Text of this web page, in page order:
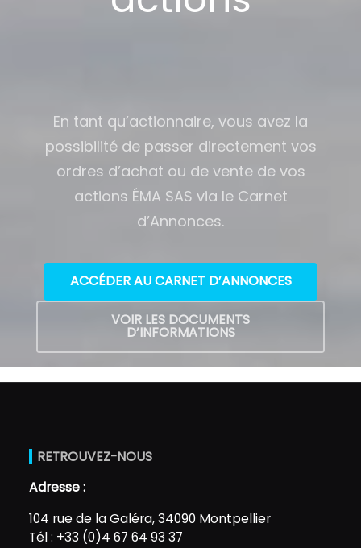
En tant qu’actionnaire, vous avez la
possibilité de passer directement vos
ordres d’achat ou de vente de vos
actions ÉMA SAS via le Carnet
d’Annonces.
ACCÉDER AU CARNET D’ANNONCES
VOIR LES DOCUMENTS
D’INFORMATIONS
RETROUVEZ-NOUS
Adresse :
104 rue de la Galéra, 34090 Montpellier
Tél : +33 (0)4 67 64 93 37